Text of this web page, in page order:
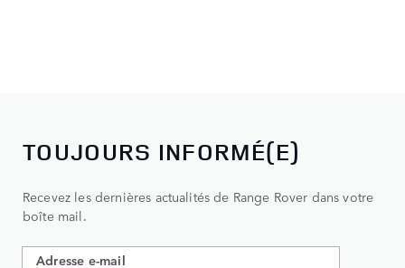
TOUJOURS INFORMÉ(E)
Recevez les dernières actualités de Range Rover dans votre
boîte mail.